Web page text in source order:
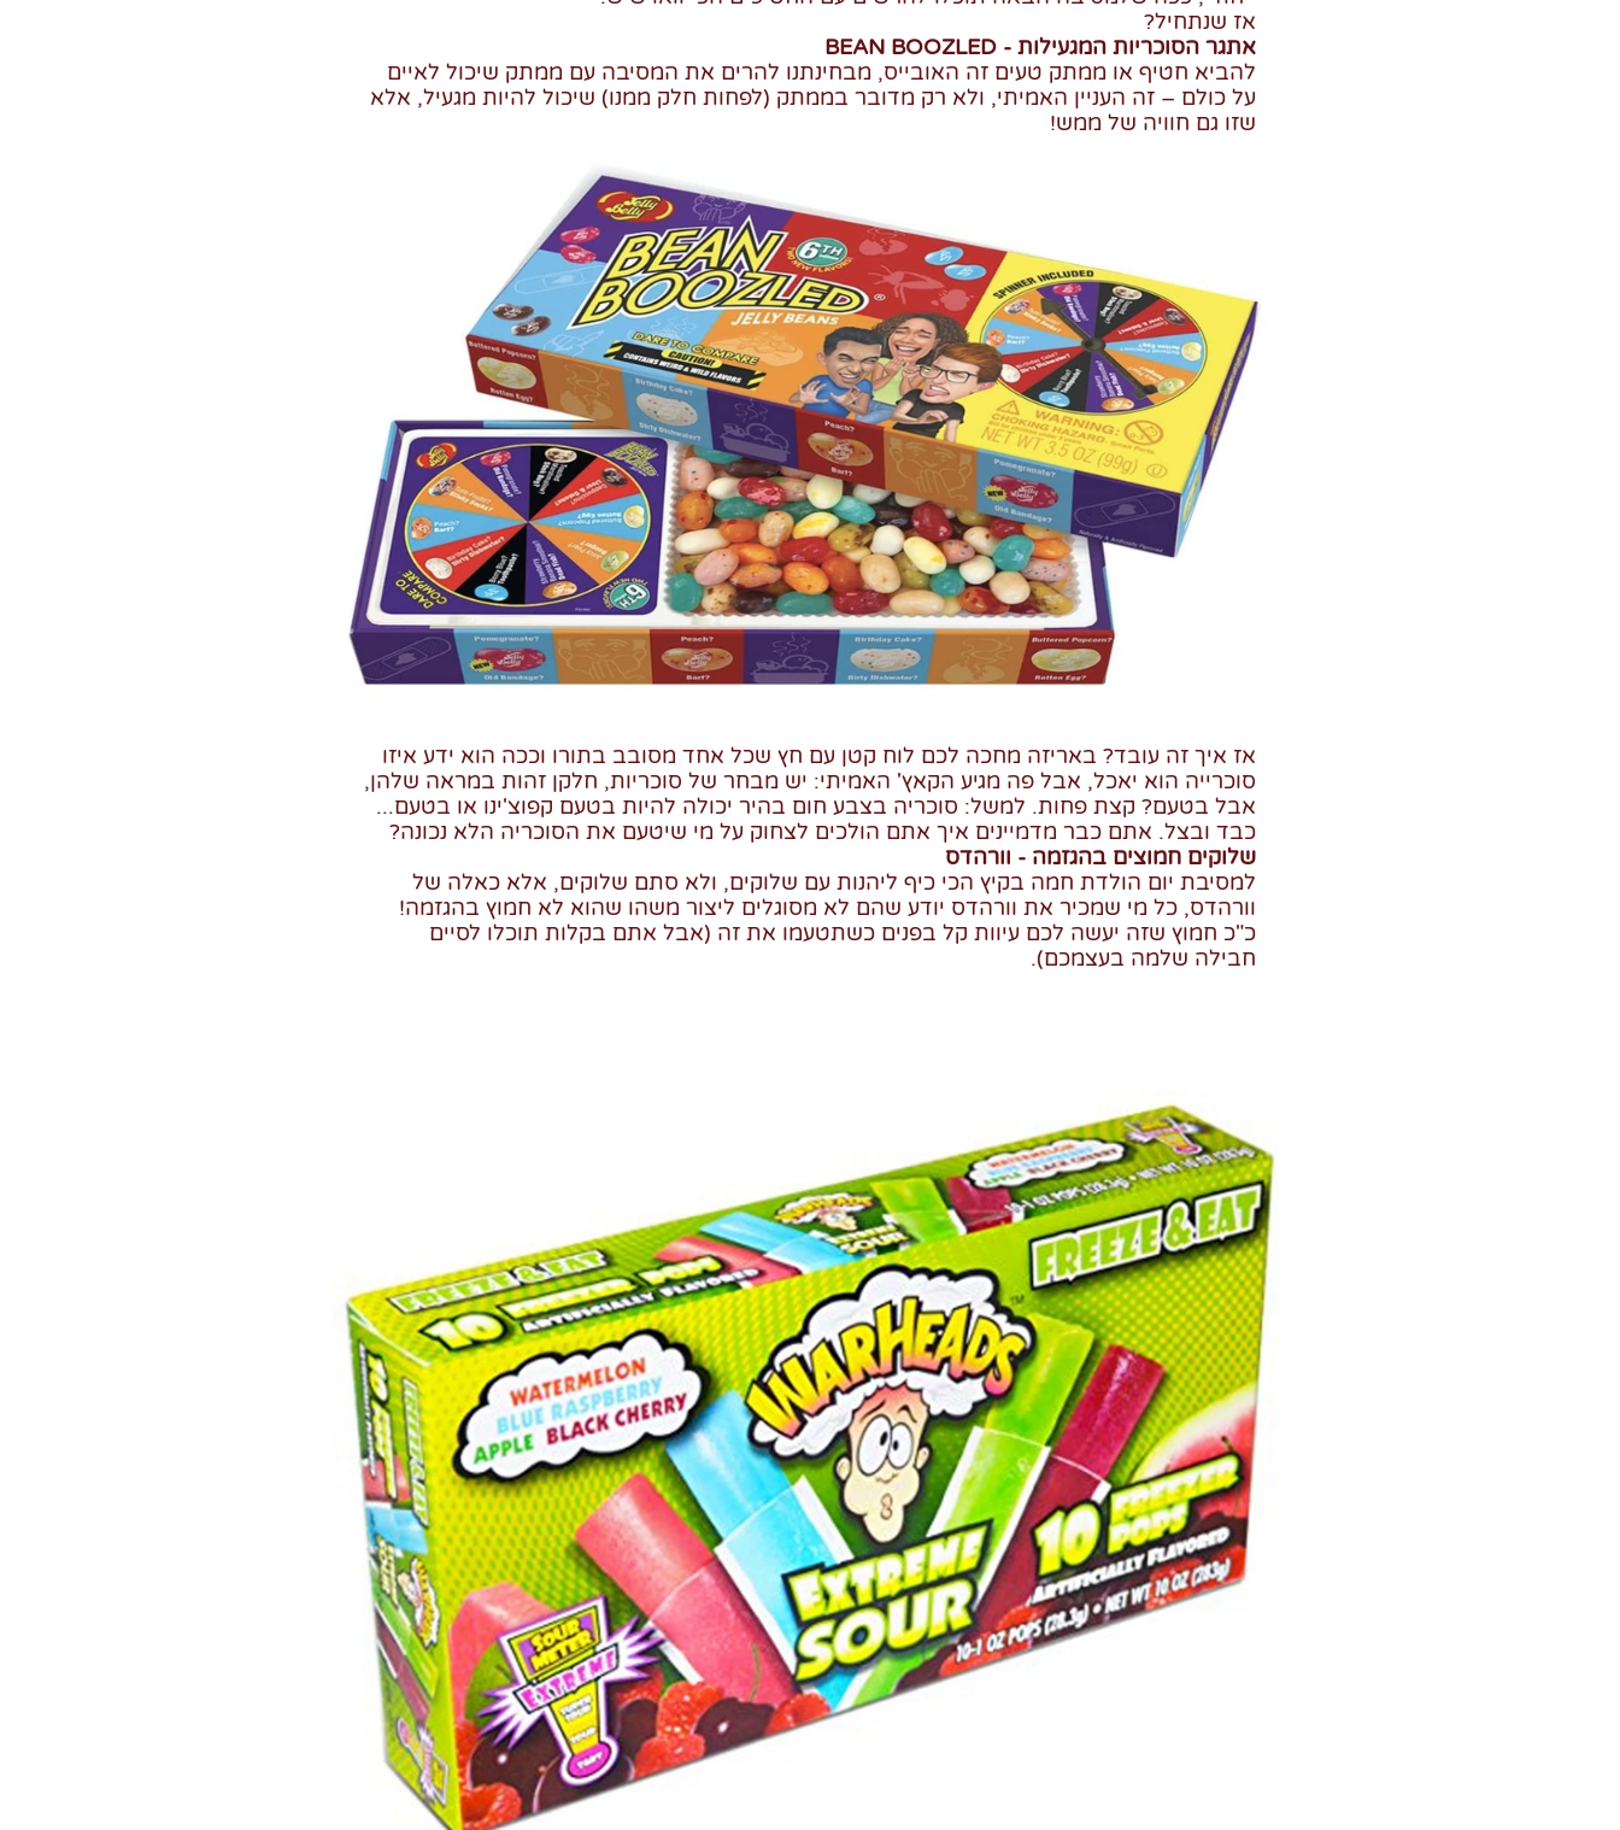
אז שנתחיל?
אתגר הסוכריות המגעילות - BEAN BOOZLED
להביא חטיף או ממתק טעים זה האובייס, מבחינתנו להרים את המסיבה עם ממתק שיכול לאיים
על כולם – זה העניין האמיתי, ולא רק מדובר בממתק (לפחות חלק ממנו) שיכול להיות מגעיל, אלא
שזו גם חוויה של ממש!
אז איך זה עובד? באריזה מחכה לכם לוח קטן עם חץ שכל אחד מסובב בתורו וככה הוא ידע איזו
סוכרייה הוא יאכל, אבל פה מגיע הקאץ' האמיתי: יש מבחר של סוכריות, חלקן זהות במראה שלהן,
אבל בטעם? קצת פחות. למשל: סוכריה בצבע חום בהיר יכולה להיות בטעם קפוצ'ינו או בטעם...
כבד ובצל. אתם כבר מדמיינים איך אתם הולכים לצחוק על מי שיטעם את הסוכריה הלא נכונה?
שלוקים חמוצים בהגזמה - וורהדס
למסיבת יום הולדת חמה בקיץ הכי כיף ליהנות עם שלוקים, ולא סתם שלוקים, אלא כאלה של
וורהדס, כל מי שמכיר את וורהדס יודע שהם לא מסוגלים ליצור משהו שהוא לא חמוץ בהגזמה!
כ"כ חמוץ שזה יעשה לכם עיוות קל בפנים כשתטעמו את זה (אבל אתם בקלות תוכלו לסיים
חבילה שלמה בעצמכם).